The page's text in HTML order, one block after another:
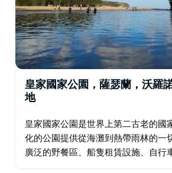
皇家國家公園，薩瑟蘭，沃羅
地
皇家國家公園是世界上第二古老的國
化的公園提供從海灘到熱帶雨林的一
廣泛的野餐區、船隻租賃設施、自行